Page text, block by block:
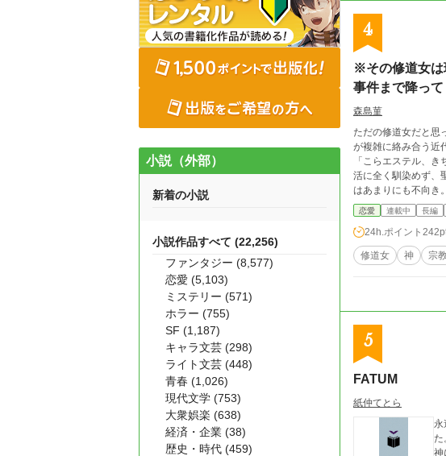
4
※その修道女は
事件まで降っ
森島菫
ただの修道女だと思
が複雑に絡み合う近代ファンタジー、開幕。 ─＊☆＊─＊☆
「こらエステル、きちんと復唱しなさい」 今日も神父が注意を
活に全く馴染めず、
はあまりにも不向き。 それでも、孤児の自分の親代わりとなった神父と修道女長に、恩返しができるかもしれない──そんな思いで彼
女は教会で務めを果たすことに決めたのだ。 「エステル、最
ような彼女だったが、修道院生活を続け
義を行く自分だからこそ辿り着ける
と、言えるはずだった。ところが周囲は、
会いに来る、軟派な青年アルヴィン。 「あの人エステルのこと、好き
の調査を混沌に追いやっていく。 そしてもう一つ、彼女には大きな疑問が残って
の出自が、全く分かっていないこと。 僅かな手がかりから真相を明か
して、独身を貫く修道女と軟派な男の恋模様
と幸いです)
恋愛 連載中 長編
24h.ポイント
修道女 神 宗
5
FATUM
紙仲てとら
小説（外部）
新着の小説
小説作品すべて (22,256)
ファンタジー (8,577)
恋愛 (5,103)
ミステリー (571)
ホラー (755)
SF (1,187)
キャラ文芸 (298)
ライト文芸 (448)
青春 (1,026)
現代文学 (753)
大衆娯楽 (638)
経済・企業 (38)
歴史・時代 (459)